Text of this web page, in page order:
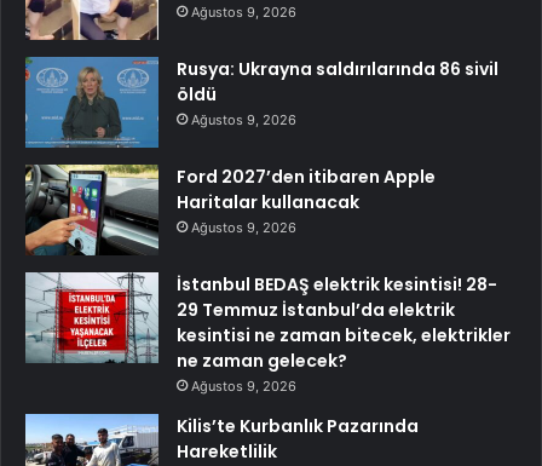
Ağustos 9, 2026
Rusya: Ukrayna saldırılarında 86 sivil
öldü
Ağustos 9, 2026
Ford 2027’den itibaren Apple
Haritalar kullanacak
Ağustos 9, 2026
İstanbul BEDAŞ elektrik kesintisi! 28-
29 Temmuz İstanbul’da elektrik
kesintisi ne zaman bitecek, elektrikler
ne zaman gelecek?
Ağustos 9, 2026
Kilis’te Kurbanlık Pazarında
Hareketlilik